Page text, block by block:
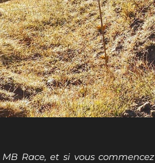
Race, et si vous